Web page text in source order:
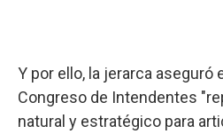
Y por ello, la jerarca aseguró
Congreso de Intendentes
natural y estratégico para